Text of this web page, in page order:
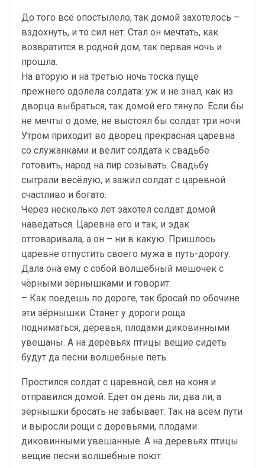
До того всё опостылело, так домой захотелось –
вздохнуть, и то сил нет. Стал он мечтать, как
возвратится в родной дом, так первая ночь и
прошла.
На вторую и на третью ночь тоска пуще
прежнего одолела солдата: уж и не знал, как из
дворца выбраться, так домой его тянуло. Если бы
не мечты о доме, не выстоял бы солдат три ночи.
Утром приходит во дворец прекрасная царевна
со служанками и велит солдата к свадьбе
готовить, народ на пир созывать. Свадьбу
сыграли весёлую, и зажил солдат с царевной
счастливо и богато.
Через несколько лет захотел солдат домой
наведаться. Царевна его и так, и эдак
отговаривала, а он – ни в какую. Пришлось
царевне отпустить своего мужа в путь-дорогу.
Дала она ему с собой волшебный мешочек с
чёрными зёрнышками и говорит:
– Как поедешь по дороге, так бросай по обочине
эти зёрнышки. Станет у дороги роща
подниматься, деревья, плодами диковинными
увешаны. А на деревьях птицы вещие сидеть
будут да песни волшебные петь.
Простился солдат с царевной, сел на коня и
отправился домой. Едет он день ли, два ли, а
зёрнышки бросать не забывает. Так на всём пути
и выросли рощи с деревьями, плодами
диковинными увешанные. А на деревьях птицы
вещие песни волшебные поют.